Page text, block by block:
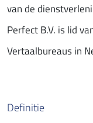
van de
Perfect B.V. is lid
Vertaalbureaus in
Definitie